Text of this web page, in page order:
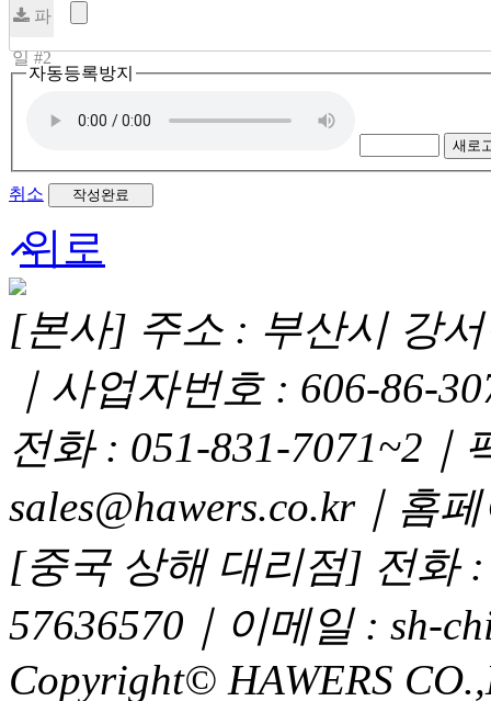
파
일 #2
자동등록방지
새로
취소
위로
[본사] 주소 : 부산시 강
｜사업자번호 : 606-86-
전화 : 051-831-7071~2
sales@hawers.co.kr｜홈
[중국 상해 대리점] 전화 :
57636570｜이메일 : sh-
Copyright© HAWERS